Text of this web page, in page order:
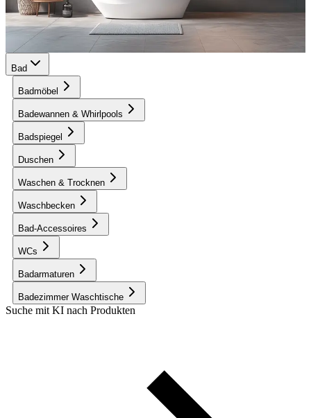
Bad
Badmöbel
Badewannen & Whirlpools
Badspiegel
Duschen
Waschen & Trocknen
Waschbecken
Bad-Accessoires
WCs
Badarmaturen
Badezimmer Waschtische
Suche mit KI nach Produkten